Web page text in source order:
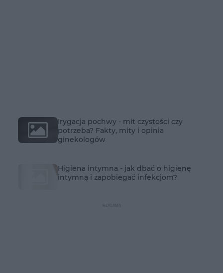
Irygacja pochwy - mit czystości czy
potrzeba? Fakty, mity i opinia
ginekologów
Higiena intymna - jak dbać o higienę
intymną i zapobiegać infekcjom?